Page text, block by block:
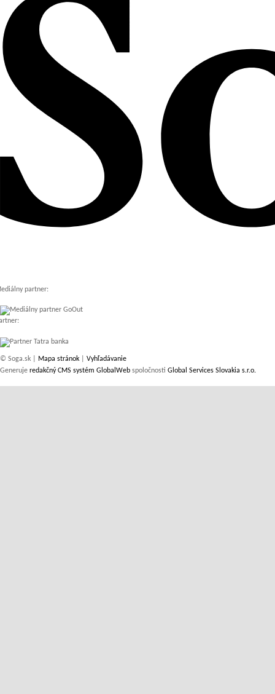
partner:
© Soga.sk | Mapa stránok
Vyhľadávanie
Generuje redakčný CMS systém GlobalWeb spoločnosti Global Services Slovakia s.r.o.